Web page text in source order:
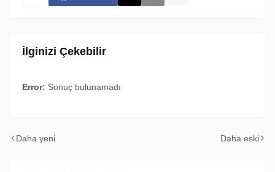
İlginizi Çekebilir
Error: Sonuç bulunamadı
Daha yeni Daha eski